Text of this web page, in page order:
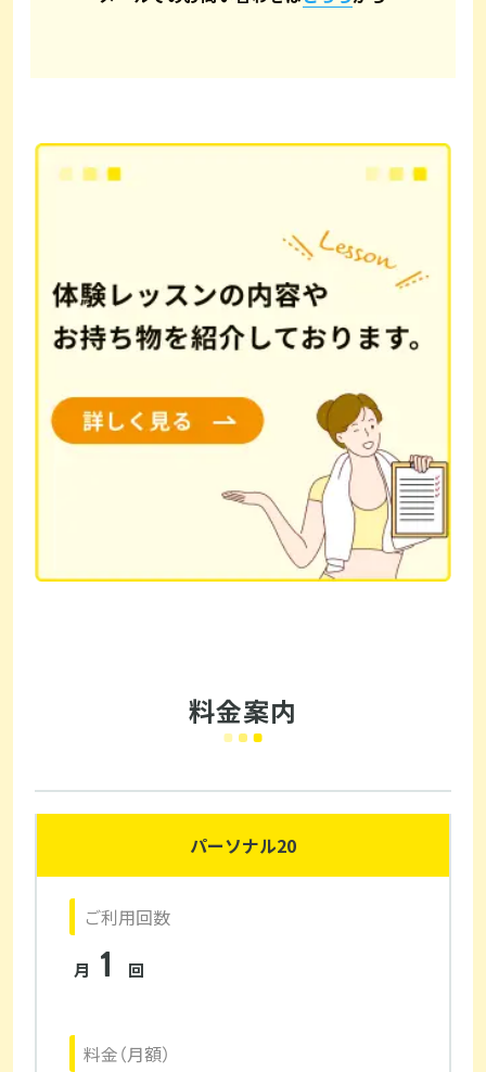
料金案内
パーソナル20
ご利用回数
月 1 回
料金（月額）